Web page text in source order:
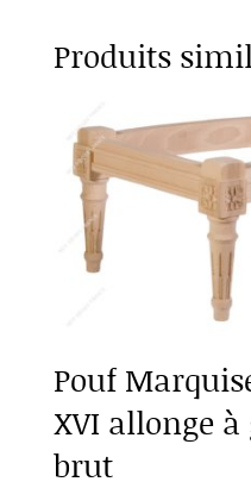
Produits
Pouf
XVI allonge
brut